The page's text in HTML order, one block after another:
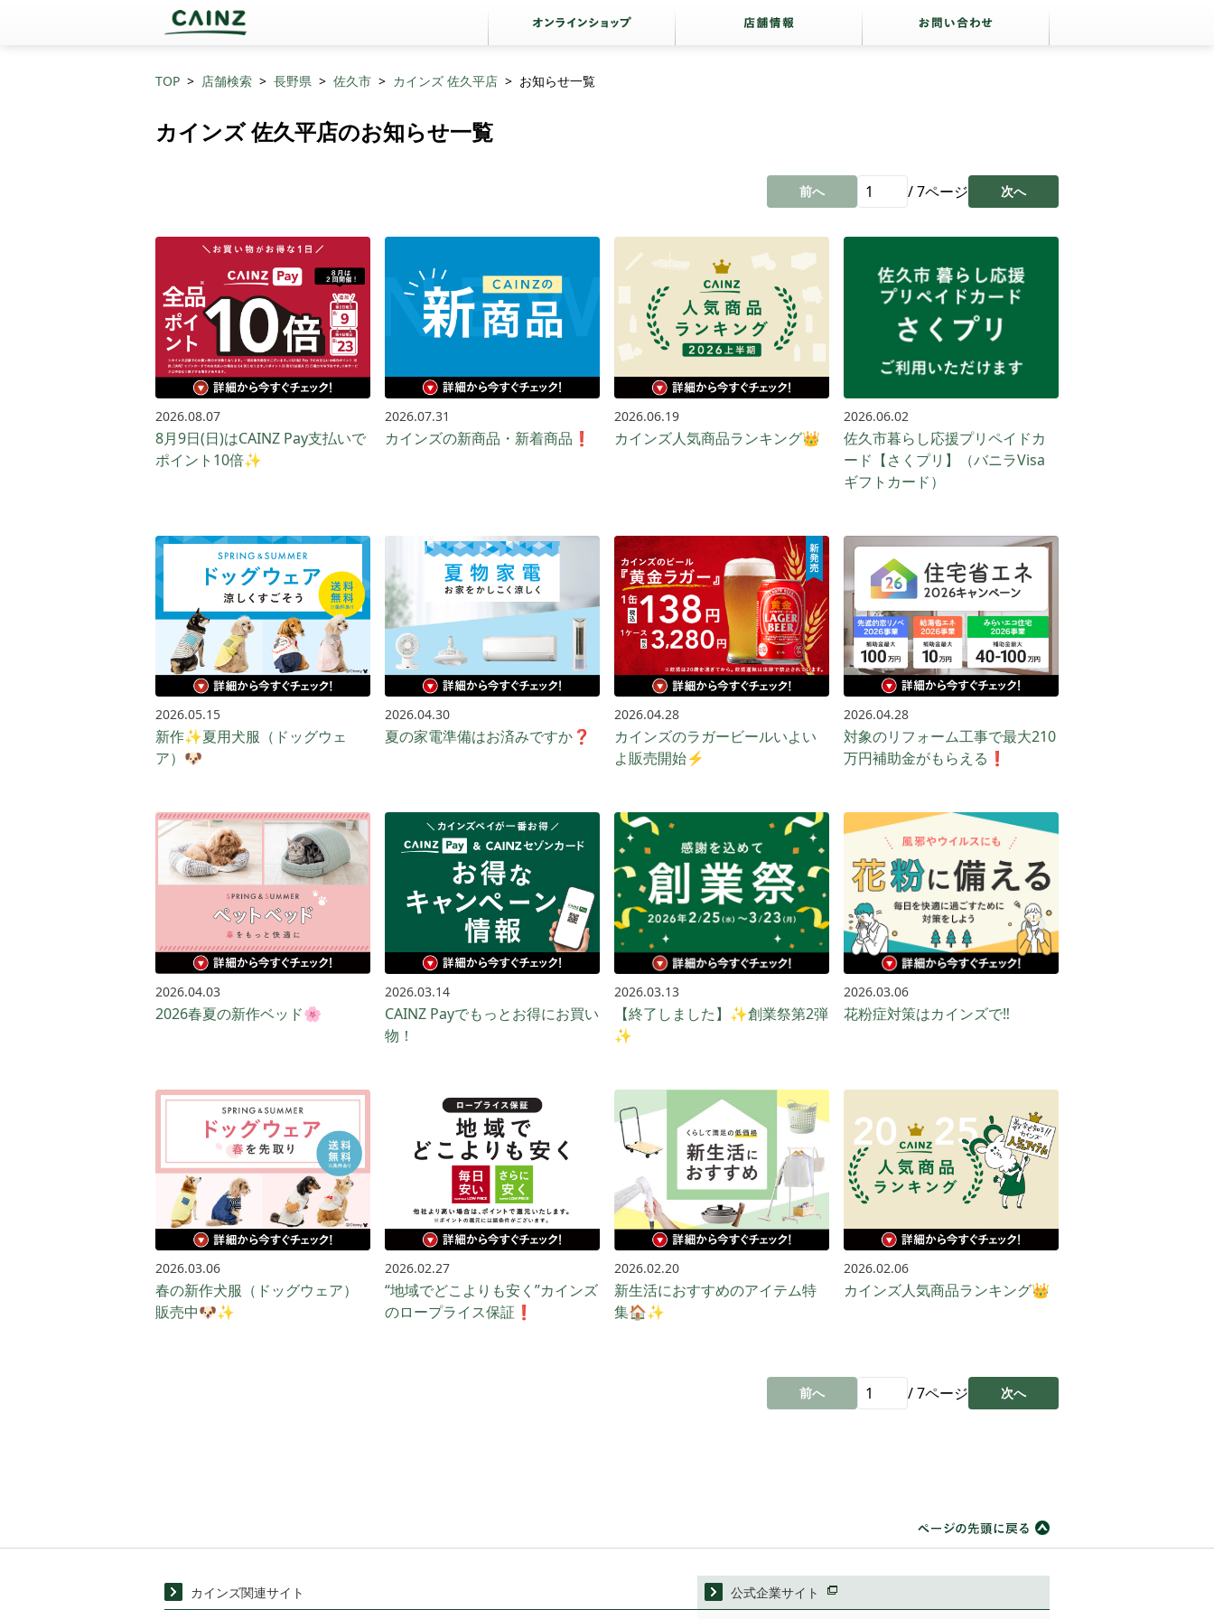
TOP 店舗検索 長野県 佐久市 カインズ 佐久平店 お知らせ一覧
カインズ 佐久平店のお知らせ一覧
前へ /7ページ 次へ
2026.08.07
8月9日(日)はCAINZ Pay支払いで
ポイント10倍✨
2026.07.31
カインズの新商品・新着商品❗
2026.06.19
カインズ人気商品ランキング👑
2026.06.02
佐久市暮らし応援プリペイドカ
ード【さくプリ】（バニラVisa
ギフトカード）
2026.05.15
新作✨夏用犬服（ドッグウェ
ア）🐶
2026.04.30
夏の家電準備はお済みですか❓
2026.04.28
カインズのラガービールいよい
よ販売開始⚡️
2026.04.28
対象のリフォーム工事で最大210
万円補助金がもらえる❗
2026.04.03
2026春夏の新作ベッド🌸
2026.03.14
CAINZ Payでもっとお得に​お買い​
物！​
2026.03.13
【終了しました】✨創業祭第2弾
✨
2026.03.06
花粉症対策はカインズで‼️
2026.03.06
春の新作犬服（ドッグウェア）
販売中🐶✨
2026.02.27
“地域でどこよりも安く”カインズ
のロープライス保証❗️
2026.02.20
新生活におすすめのアイテム特
集🏠✨
2026.02.06
カインズ人気商品ランキング👑
前へ /7ページ 次へ
カインズ関連サイト 公式企業サイト